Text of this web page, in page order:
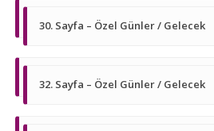
30. Sayfa – Özel Günler / Gelecek
32. Sayfa – Özel Günler / Gelecek